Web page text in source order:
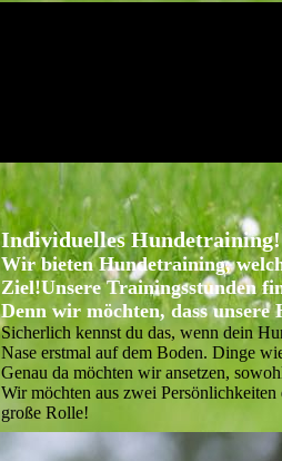
Individuelles Hundetraining!
Wir bieten Hundetraining,
Ziel!Unsere Trainingsstunden
Denn wir möchten, dass
Sicherlich kennst du das, wenn dein
Nase erstmal auf dem Boden. Dinge
Genau da möchten wir ansetzen,
Wir möchten aus zwei Persönlichkeiten
große Rolle!